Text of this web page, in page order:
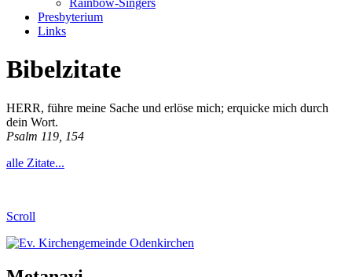
Presbyterium
Links
Bibelzitate
HERR, führe meine Sache und erlöse mich; erquicke mich durch
dein Wort.
Psalm 119, 154
alle Zitate...
Scroll